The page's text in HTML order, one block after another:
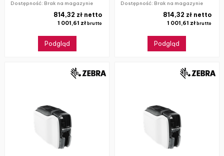
Dostępność: Brak na magazynie
1 001,61 zł brutto
814,32 zł netto
Podgląd
Dostępność: Brak na magazynie
1 001,61 złbrutto
814,32 zł netto
Podgląd